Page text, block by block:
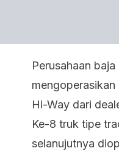
Perusahaan
Hi-Way dari
Ke-8 truk tipe
selanujutnya